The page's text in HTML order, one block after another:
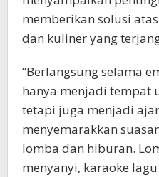
memberikan solusi
dan kuliner yang
“Berlangsung selama
hanya menjadi tempat
tetapi juga menjadi
menyemarakkan
lomba dan hiburan.
menyanyi, karaoke